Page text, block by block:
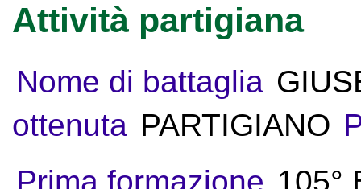
Attività partigiana
Nome di battaglia
ottenuta PARTIGIANO
Prima formazione 105°